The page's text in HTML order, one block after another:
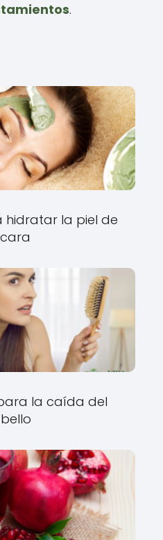
.
hidratar la piel de
la caída del